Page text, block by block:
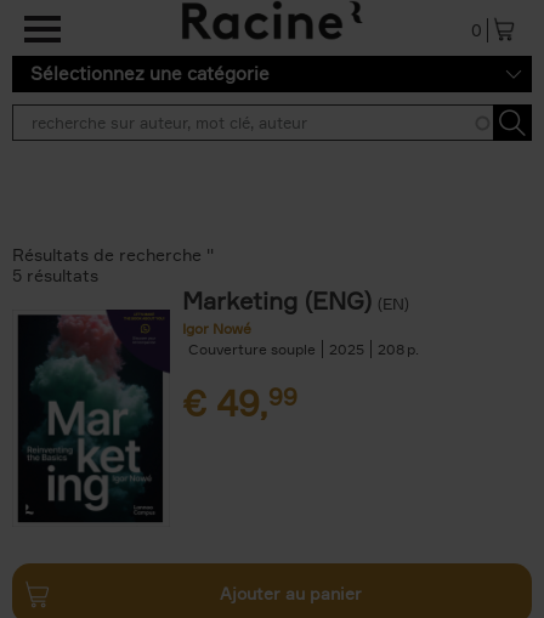
Aller au contenu principal
0
Sélectionnez une catégorie
Résultats de recherche ''
5 résultats
Marketing (ENG) (EN)
Igor Nowé
Couverture souple
2025 208
€ 49,99
Ajouter au panier